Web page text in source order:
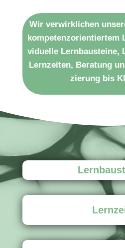
Wir verwirklichen
kompetenz­orien­tiertem
viduelle Lernbau­steine,
Lern­zeiten, Beratung
zierung bis